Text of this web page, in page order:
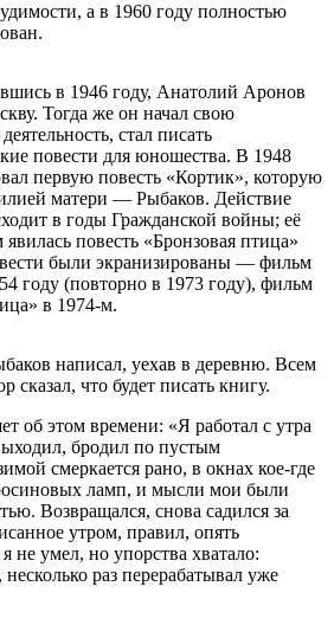
а в 1960 году полностью
в 1946 году, Анатолий Аронов
Тогда же он начал свою
стал писать
повести для юношества. В 1948
первую повесть «Кортик», которую
матери — Рыбаков. Действие
в годы Гражданской войны; её
повесть «Бронзовая птица»
были экранизированы — фильм
году (повторно в 1973 году), фильм
в 1974-м.
написал, уехав в деревню. Всем
сказал, что будет писать книгу.
об этом времени: «Я работал с утра
бродил по пустым
смеркается рано, в окнах кое-где
ламп, и мысли мои были
Возвращался, снова садился за
утром, правил, опять
не умел, но упорства хватало:
раз перерабатывал уже